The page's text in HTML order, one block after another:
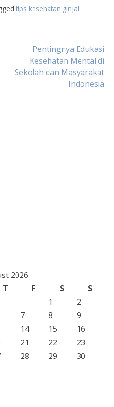
tips kesehatan ginjal
Pentingnya Edukasi
Kesehatan Mental di
Sekolah dan Masyarakat
Indonesia
2026
T F S
S
1
2
7 8
9
14 15
16
21 22
23
28 29
30